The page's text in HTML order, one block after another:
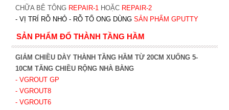
CHỮA BÊ TÔNG REPAIR-1HOẶC REPAIR-2
- VỊ TRÍ RỖ NHỎ - RỖ TỔ ONG DÙNG SẢN PHẨM GPUTTY
SẢN PHẨM ĐỔ THÀNH TẦNG HẦM
GIẢM CHIỀU DÀY THÀNH TẦNG HẦM TỪ 20CM XUỐNG 5-
10CM TĂNG CHIỀU RỘNG NHÀ BẰNG
- VGROUT GP
- VGROUT8
- VGROUT6